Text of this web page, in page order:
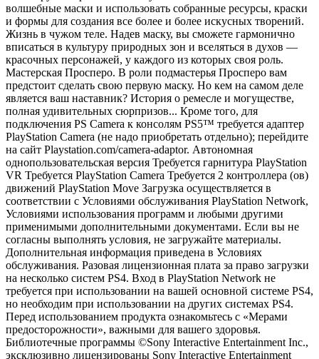
волшебные маски и использовать собранные ресурсы, краски
и формы для создания все более и более искусных творений.
Жизнь в чужом теле. Надев маску, вы сможете гармонично
вписаться в культуру природных зон и вселяться в духов —
красочных персонажей, у каждого из которых своя роль.
Мастерская Просперо. В роли подмастерья Просперо вам
предстоит сделать свою первую маску. Но кем на самом деле
является ваш наставник? История о ремесле и могуществе,
полная удивительных сюрпризов... Кроме того, для
подключения PS Camera к консолям PS5™ требуется адаптер
PlayStation Camera (не надо приобретать отдельно); перейдите
на сайт Playstation.com/camera-adaptor. Автономная
однопользовательская версия Требуется гарнитура PlayStation
VR Требуется PlayStation Camera Требуется 2 контроллера (ов)
движений PlayStation Move Загрузка осуществляется в
соответствии с Условиями обслуживания PlayStation Network,
Условиями использования программ и любыми другими
применимыми дополнительными документами. Если вы не
согласны выполнять условия, не загружайте материалы.
Дополнительная информация приведена в Условиях
обслуживания. Разовая лицензионная плата за право загрузки
на несколько систем PS4. Вход в PlayStation Network не
требуется при использовании на вашей основной системе PS4,
но необходим при использовании на других системах PS4.
Перед использованием продукта ознакомьтесь с «Мерами
предосторожности», важными для вашего здоровья.
Библиотечные программы ©Sony Interactive Entertainment Inc.,
эксклюзивно лицензированы Sony Interactive Entertainment